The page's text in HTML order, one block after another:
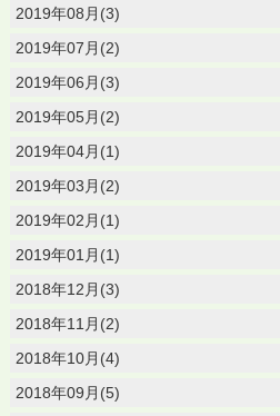
2019年08月(3)
2019年07月(2)
2019年06月(3)
2019年05月(2)
2019年04月(1)
2019年03月(2)
2019年02月(1)
2019年01月(1)
2018年12月(3)
2018年11月(2)
2018年10月(4)
2018年09月(5)